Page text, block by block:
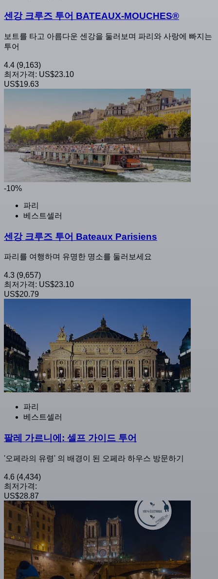
센강 크루즈 투어 BATEAUX-MOUCHES®
보트를 타고 아름다운 센강을 둘러보며 파리와 사랑에 빠지는
투어
4.4 (9,163)
최저가격: US$23.10
US$19.63
-10%
파리
베스트셀러
센강 크루즈 투어 Bateaux Parisiens
파리를 여행하며 유명한 명소를 둘러보세요
4.3 (9,657)
최저가격: US$23.10
US$20.79
파리
베스트셀러
팔레 가르니에: 셀프 가이드 투어
'오페라의 유령' 의 배경이 된 오페라 하우스 방문하기
4.6 (4,434)
최저가격:
US$28.87